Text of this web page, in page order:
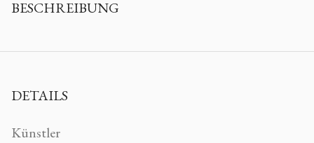
BESCHREIBUNG
DETAILS
Künstler